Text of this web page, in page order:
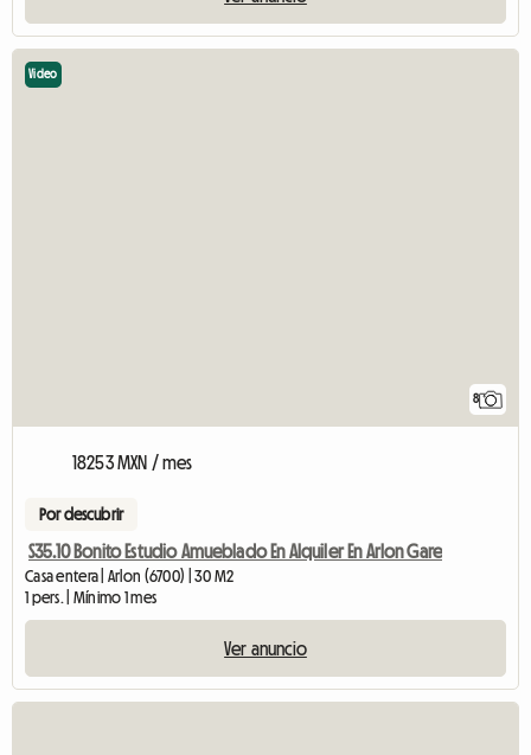
8
Video
18253 MXN / mes
Por descubrir
S35.10 Bonito Estudio Amueblado En Alquiler En Arlon Gare
Casa entera | Arlon (6700) | 30 M2
1 pers. | Mínimo 1 mes
Ver anuncio